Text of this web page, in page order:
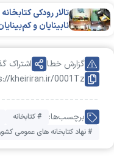
نابینایان و
kheiriran.ir/0001Tz
گزارش خطا اشتراک
برچسب‌ها: # کتابخانه
# نهاد کتابخانه های عمومی